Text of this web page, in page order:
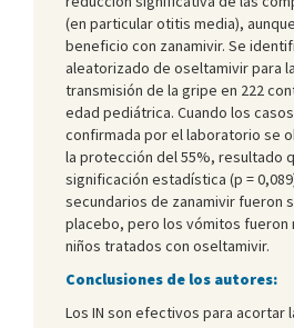
(en particular otitis media),
beneficio con zanamivir. Se
aleatorizado de oseltamivir para
transmisión de la gripe en 222
edad pediátrica. Cuando los
confirmada por el laboratorio se
la protección del 55%, resultado
significación estadística (p =
secundarios de zanamivir fueron
placebo, pero los vómitos fueron
niños tratados con oseltamivir.
Conclusiones de los autores:
Los IN son efectivos para acortar